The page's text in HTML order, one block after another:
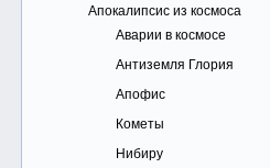
Апокалипсис из космоса
Аварии в космосе
Антиземля Глория
Апофис
Кометы
Нибиру